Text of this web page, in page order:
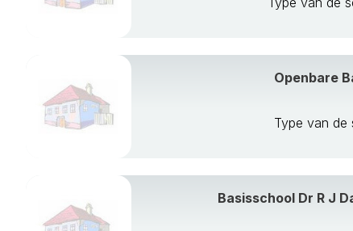
Openbare
Type van de
Basisschool Dr R J